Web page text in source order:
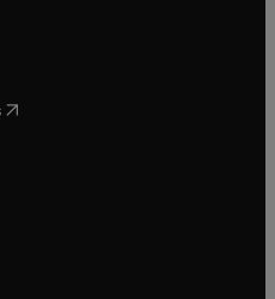
new tab/window
window
new tab/window
in new tab/window
( opens in new tab/window
new tab/window
new tab/window